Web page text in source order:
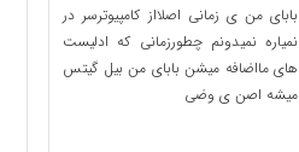
بابای من ی زمانی اصلااز کامپیوترسر در
نمیاره نمیدونم چطورزمانی که ادلیست
های مااضافه میشن بابای من بیل گیتس
میشه اصن ی وضی